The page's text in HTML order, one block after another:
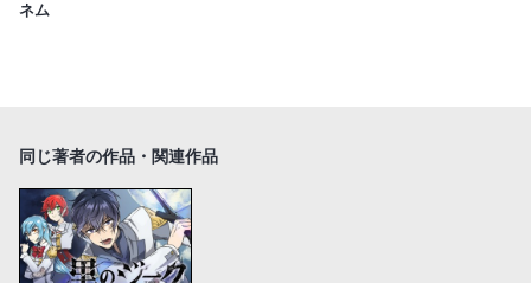
ネム
同じ著者の作品・関連作品